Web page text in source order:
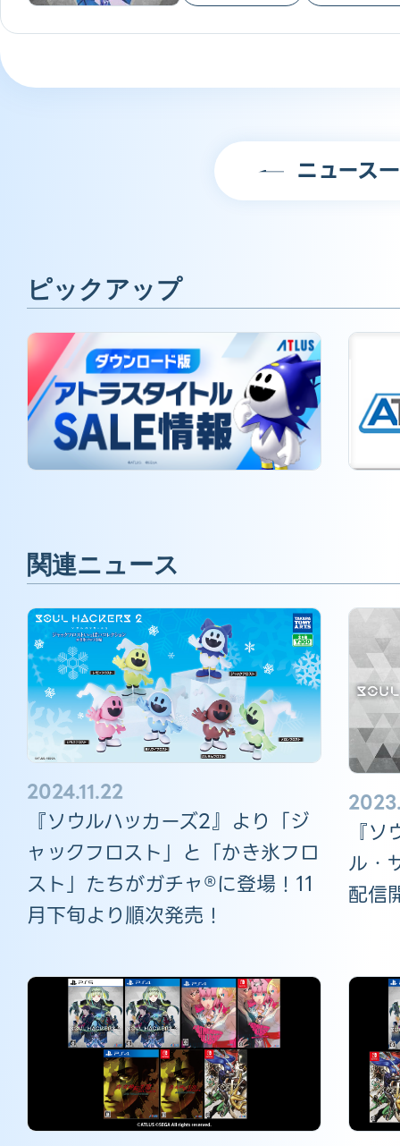
ニュース
ピックアップ
関連ニュース
2024.11.22
『ソウルハッカーズ2』より「ジ
ャックフロスト」と「かき氷フロ
スト」たちがガチャ®に登場！11
月下旬より順次発売！
『
ル・
配信